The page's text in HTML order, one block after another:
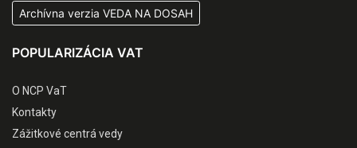
Archívna verzia VEDA NA DOSAH
POPULARIZÁCIA VAT
O NCP VaT
Kontakty
Zážitkové centrá vedy